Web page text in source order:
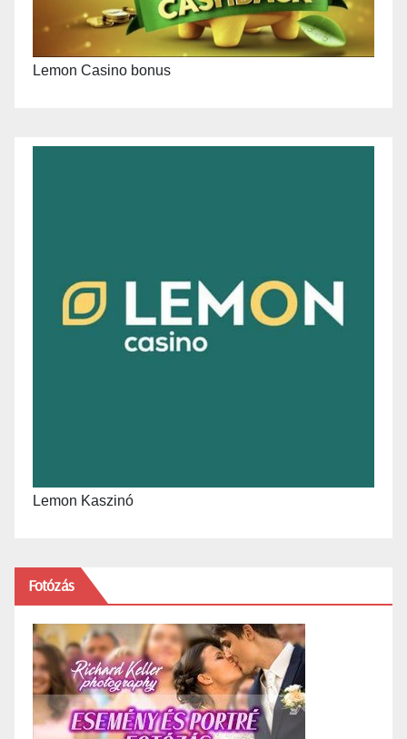
Lemon Casino bonus
Lemon Kaszinó
Fotózás